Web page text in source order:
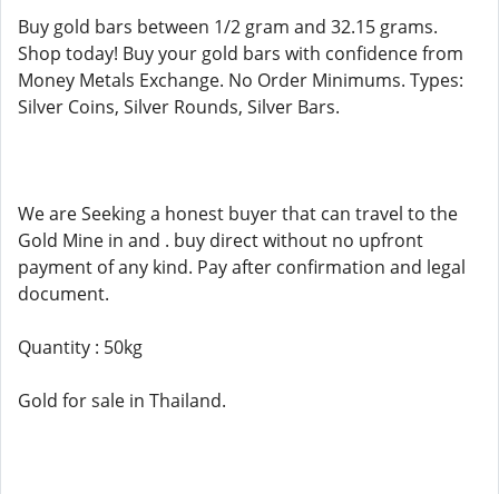
Buy gold bars between 1/2 gram and 32.15 grams.
Shop today! Buy your gold bars with confidence from
Money Metals Exchange. No Order Minimums. Types:
Silver Coins, Silver Rounds, Silver Bars.
We are Seeking a honest buyer that can travel to the
Gold Mine in and . buy direct without no upfront
payment of any kind. Pay after confirmation and legal
document.
Quantity : 50kg
Gold for sale in Thailand.